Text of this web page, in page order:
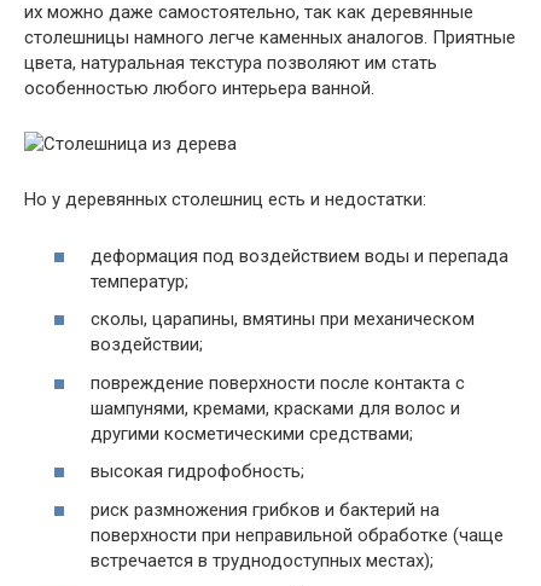
их можно даже самостоятельно, так как деревянные
столешницы намного легче каменных аналогов. Приятные
цвета, натуральная текстура позволяют им стать
особенностью любого интерьера ванной.
Но у деревянных столешниц есть и недостатки:
деформация под воздействием воды и перепада
температур;
сколы, царапины, вмятины при механическом
воздействии;
повреждение поверхности после контакта с
шампунями, кремами, красками для волос и
другими косметическими средствами;
высокая гидрофобность;
риск размножения грибков и бактерий на
поверхности при неправильной обработке (чаще
встречается в труднодоступных местах);